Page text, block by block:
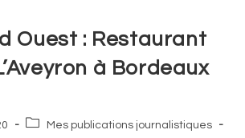
Ouest : Restaurant
à Bordeaux
Post Mes publications journalistiques